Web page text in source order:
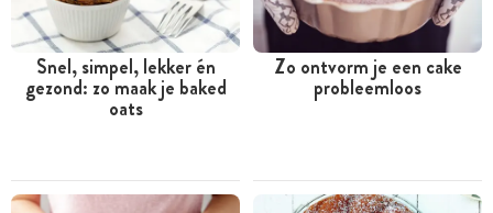
Snel, simpel, lekker én
gezond: zo maak je baked
oats
Zo ontvorm je een cake
probleemloos